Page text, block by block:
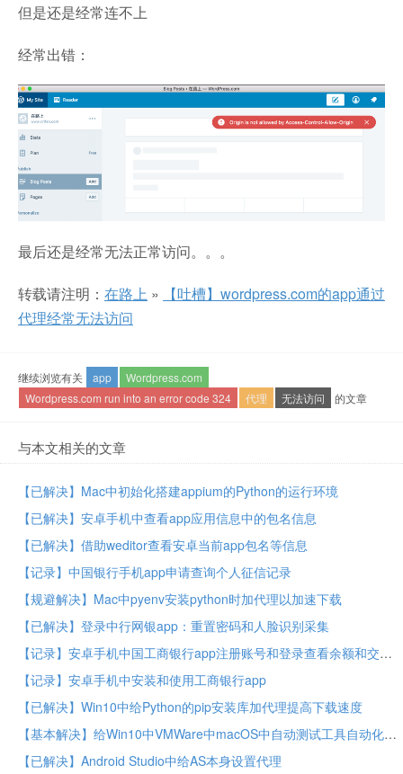
但是还是经常连不上
经常出错：
最后还是经常无法正常访问。。。
转载请注明： 在路上 »
【吐槽】wordpress.com的app通过
代理经常无法访问
继续浏览有关 app
Wordpress.com
Wordpress.com run into an error code 324
代理 无法访问 的文章
与本文相关的文章
【已解决】Mac中初始化搭建appium的Python的运行环境
【已解决】安卓手机中查看app应用信息中的包名信息
【已解决】借助weditor查看安卓当前app包名等信息
【记录】中国银行手机app申请查询个人征信记录
【规避解决】Mac中pyenv安装python时加代理以加速下载
【已解决】登录中行网银app：重置密码和人脸识别采集
【记录】安卓手机中国工商银行app注册账号和登录查看余额和交易明细
【记录】安卓手机中安装和使用工商银行app
【已解决】Win10中给Python的pip安装库加代理提高下载速度
【基本解决】给Win10中VMWare中macOS中自动测试工具自动化测试安卓游戏开启代理功能
【已解决】Android Studio中给AS本身设置代理